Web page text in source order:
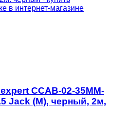
CCAB-02-35MM-
Jack (M), черный, 2м,